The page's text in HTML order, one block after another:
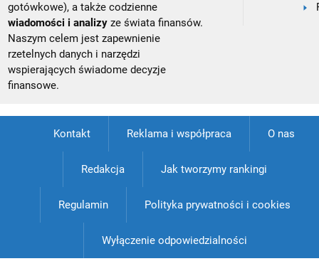
gotówkowe), a także codzienne
wiadomości i analizy ze świata finansów.
Naszym celem jest zapewnienie
rzetelnych danych i narzędzi
wspierających świadome decyzje
finansowe.
Kontakt Reklama i współpraca O nas
Redakcja Jak tworzymy rankingi
Regulamin Polityka prywatności i cookies
Wyłączenie odpowiedzialności